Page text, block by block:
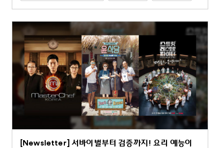
[Newsletter] 서바이벌부터 검증까지! 요리 예능이